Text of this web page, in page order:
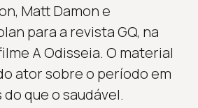
Matt Damon e
para a revista GQ, na
A Odisseia. O material
ator sobre o período em
que o saudável.